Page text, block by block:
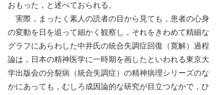
おもった，と述べておられる。
実際，まったく素人の読者の目から見ても，患者の心身
の変動を日を追って細かく観察し，それをきわめて精細な
グラフにあらわした中井氏の統合失調症回復（寛解）過程
論は，日本の精神医学に一時期を画したといわれる東京大
学出版会の分裂病（統合失調症）の精神病理シリーズのな
かにあっても，むしろ成因論的な研究が目立つなかで，ひ